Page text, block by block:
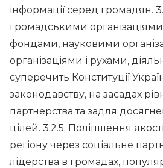
інформації серед громадян.
громадськими
фондами, науковими
організаціями і рухами,
суперечить Конституції
законодавству, на засадах
партнерства та задля
цілей. 3.2.5. Поліпшення
регіону через соціальне
лідерства в громадах,